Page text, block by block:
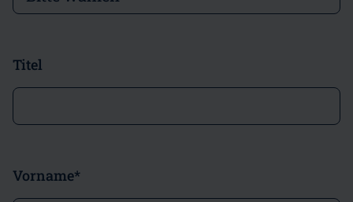
Titel
Vorname*